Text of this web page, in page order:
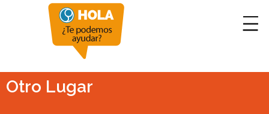
Otro Lugar